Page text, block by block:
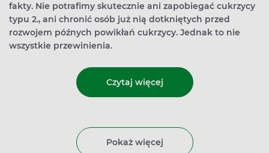
fakty. Nie potrafimy skutecznie ani zapobiegać cukrzycy
typu 2., ani chronić osób już nią dotkniętych przed
rozwojem późnych powikłań cukrzycy. Jednak to nie
wszystkie przewinienia.
Czytaj więcej
Pokaż więcej